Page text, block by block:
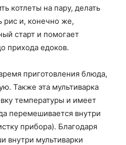
котлеты на пару, делать
рис и, конечно же,
старт и помогает
прихода едоков.
приготовления блюда,
Также эта мультиварка
температуры и имеет
перемешивается внутри
прибора). Благодаря
внутри мультиварки